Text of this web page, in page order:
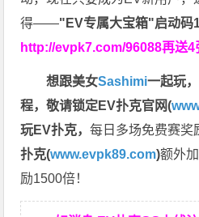
得——"EV专属大宝箱"启动码
http://evpk7.com/96088再送4
想跟美女Sashimi一起玩，
程，敬请锁定EV扑克官网(
玩EV扑克，每日多场免费赛奖
扑克(www.evpk89.com)额外
励1500倍！